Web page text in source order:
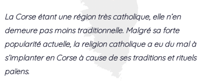
La Corse étant une région très catholique, elle n’en
demeure pas moins traditionnelle. Malgré sa forte
popularité actuelle, la religion catholique a eu du mal à
s’implanter en Corse à cause de ses traditions et rituels
païens.